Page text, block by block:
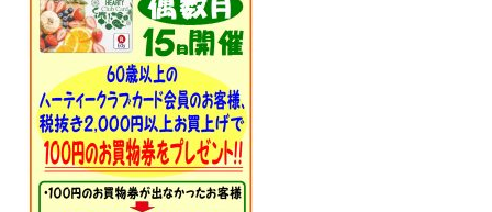
会社について
採用について
Instagram